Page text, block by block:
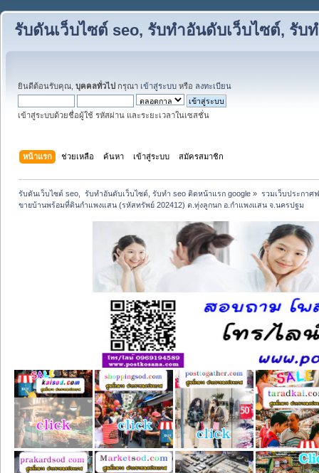
รับดันเว็บไซต์ seo, รับทำอันดับเว็บไซต์, รับ
ยินดีต้อนรับคุณ, บุคคลทั่วไป กรุณา เข้าสู่ระบบ หรือ ลงทะเบียน
เข้าสู่ระบบด้วยชื่อผู้ใช้ รหัสผ่าน และระยะเวลาในเซสชั่น
หน้าแรก ช่วยเหลือ ค้นหา เข้าสู่ระบบ สมัครสมาชิก
รับดันเว็บไซต์ seo,  รับทำอันดับเว็บไซต์, รับทำ seo ติดหน้าแรก google » รวมเว็บประกาศ
ขายบ้านพร้อมที่ดินกำแพงแสน (รหัสทรัพย์ 202412) ต.ทุ่งลูกนก อ.กำแพงแสน จ.นครปฐม